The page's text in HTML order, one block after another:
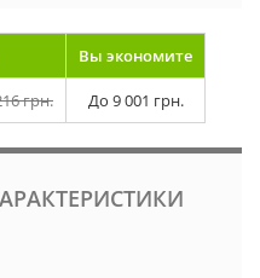
Вы экономите
грн. До 9 001 грн.